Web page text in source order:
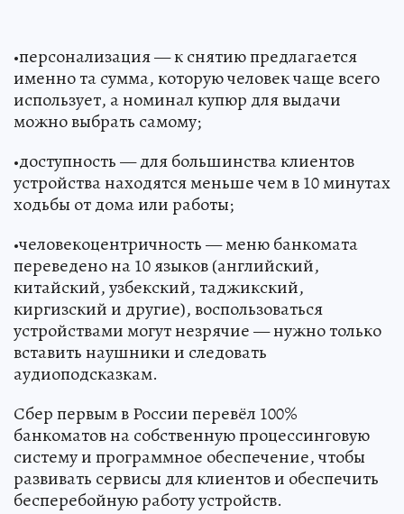
•персонализация — к снятию предлагается
именно та сумма, которую человек чаще всего
использует, а номинал купюр для выдачи
можно выбрать самому;
•доступность — для большинства клиентов
устройства находятся меньше чем в 10 минутах
ходьбы от дома или работы;
•человекоцентричность — меню банкомата
переведено на 10 языков (английский,
китайский, узбекский, таджикский,
киргизский и другие), воспользоваться
устройствами могут незрячие — нужно только
вставить наушники и следовать
аудиоподсказкам.
Сбер первым в России перевёл 100%
банкоматов на собственную процессинговую
систему и программное обеспечение, чтобы
развивать сервисы для клиентов и обеспечить
бесперебойную работу устройств.